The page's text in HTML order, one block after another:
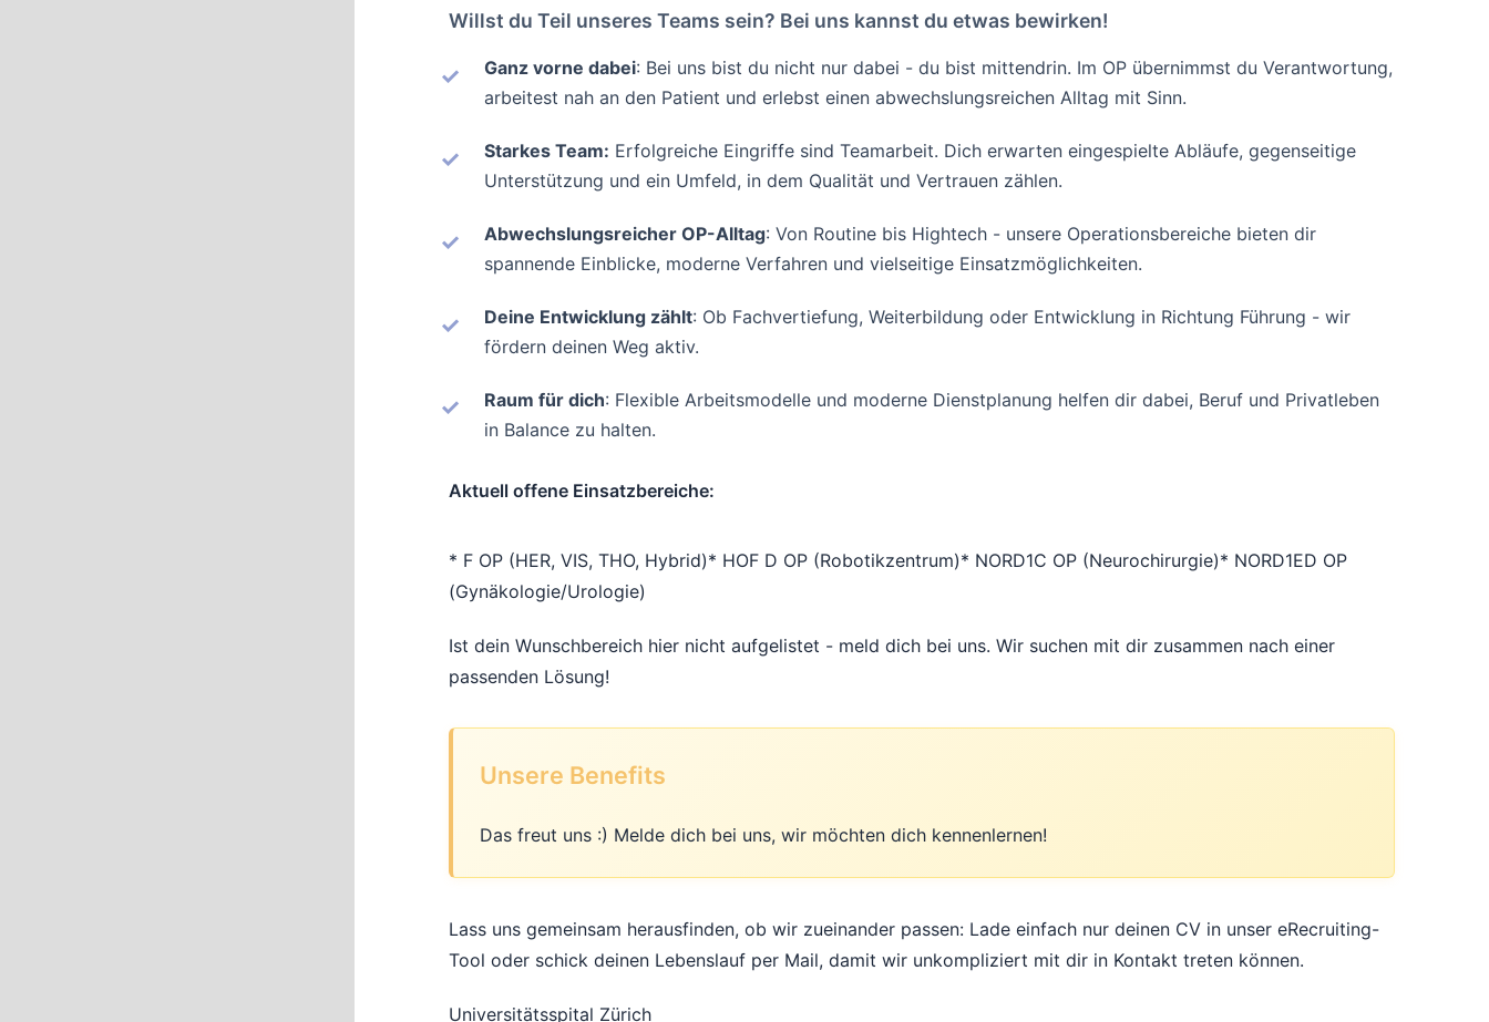
Willst du Teil unseres Teams sein? Bei uns kannst du etwas bewirken!
Ganz vorne dabei: Bei uns bist du nicht nur dabei - du bist mittendrin. Im OP übernimmst du Verantwortung,
arbeitest nah an den Patient und erlebst einen abwechslungsreichen Alltag mit Sinn.
Starkes Team: Erfolgreiche Eingriffe sind Teamarbeit. Dich erwarten eingespielte Abläufe, gegenseitige
Unterstützung und ein Umfeld, in dem Qualität und Vertrauen zählen.
Abwechslungsreicher OP-Alltag: Von Routine bis Hightech - unsere Operationsbereiche bieten dir
spannende Einblicke, moderne Verfahren und vielseitige Einsatzmöglichkeiten.
Deine Entwicklung zählt: Ob Fachvertiefung, Weiterbildung oder Entwicklung in Richtung Führung - wir
fördern deinen Weg aktiv.
Raum für dich: Flexible Arbeitsmodelle und moderne Dienstplanung helfen dir dabei, Beruf und Privatleben
in Balance zu halten.
Aktuell offene Einsatzbereiche:
* F OP (HER, VIS, THO, Hybrid)* HOF D OP (Robotikzentrum)* NORD1C OP (Neurochirurgie)* NORD1ED OP
(Gynäkologie/Urologie)
Ist dein Wunschbereich hier nicht aufgelistet - meld dich bei uns. Wir suchen mit dir zusammen nach einer
passenden Lösung!
Unsere Benefits
Das freut uns :) Melde dich bei uns, wir möchten dich kennenlernen!
Lass uns gemeinsam herausfinden, ob wir zueinander passen: Lade einfach nur deinen CV in unser eRecruiting-
Tool oder schick deinen Lebenslauf per Mail, damit wir unkompliziert mit dir in Kontakt treten können.
Universitätsspital Zürich